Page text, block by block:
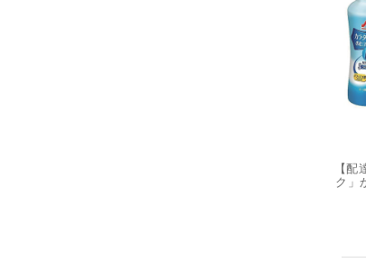
【
ク」